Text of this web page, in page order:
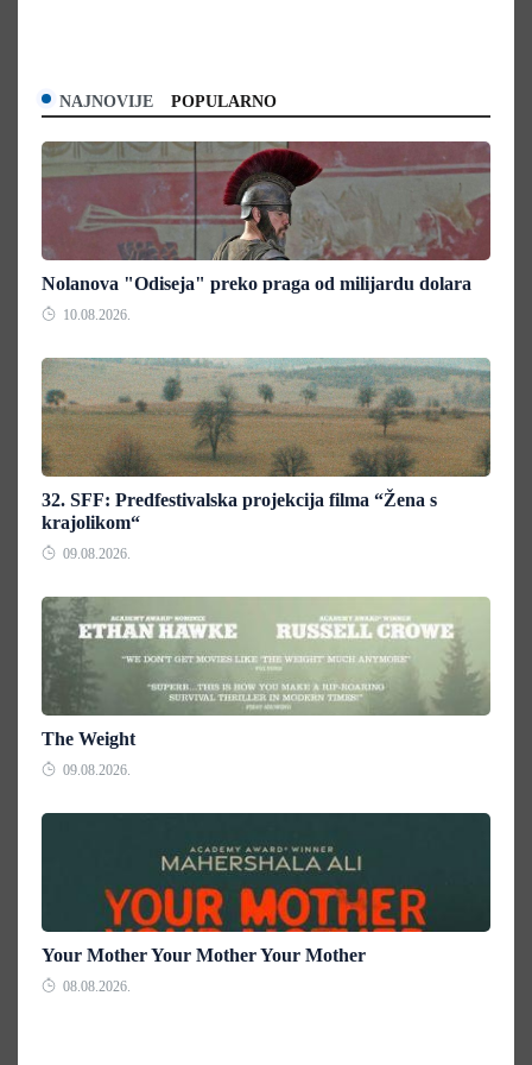
NAJNOVIJE POPULARNO
Nolanova "Odiseja" preko praga od milijardu dolara
10.08.2026.
32. SFF: Predfestivalska projekcija filma “Žena s
krajolikom“
09.08.2026.
The Weight
09.08.2026.
Your Mother Your Mother Your Mother
08.08.2026.